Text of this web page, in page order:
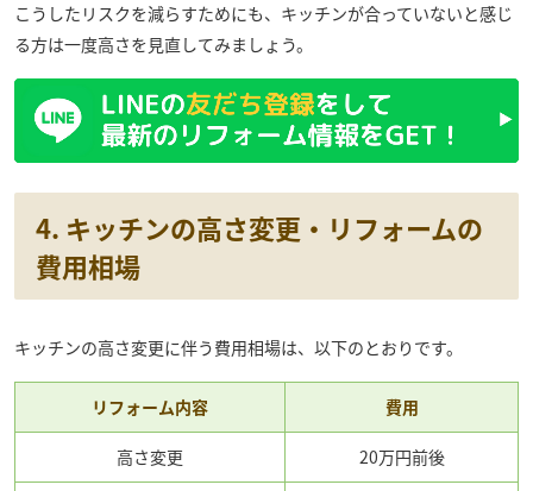
こうしたリスクを減らすためにも、キッチンが合っていないと感じ
る方は一度高さを見直してみましょう。
4. キッチンの高さ変更・リフォームの
費用相場
キッチンの高さ変更に伴う費用相場は、以下のとおりです。
リフォーム内容 費用
高さ変更 20万円前後